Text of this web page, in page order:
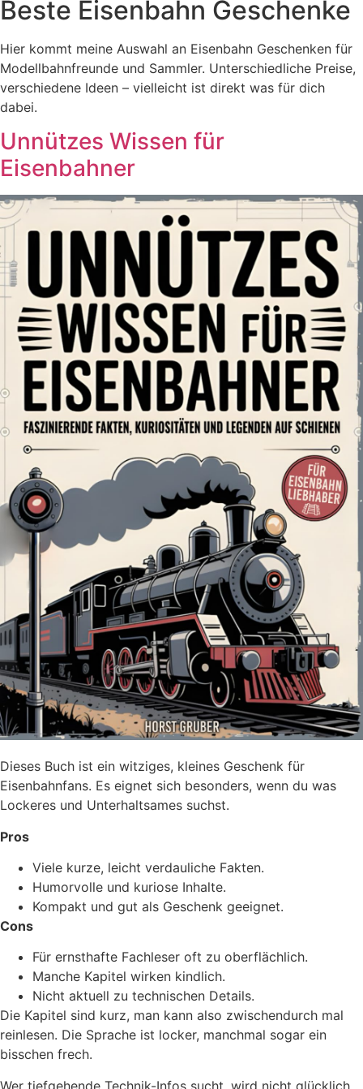
Beste Eisenbahn Geschenke
Hier kommt meine Auswahl an Eisenbahn Geschenken für
Modellbahnfreunde und Sammler. Unterschiedliche Preise,
verschiedene Ideen – vielleicht ist direkt was für dich
dabei.
Unnützes Wissen für
Eisenbahner
Dieses Buch ist ein witziges, kleines Geschenk für
Eisenbahnfans. Es eignet sich besonders, wenn du was
Lockeres und Unterhaltsames suchst.
Pros
Viele kurze, leicht verdauliche Fakten.
Humorvolle und kuriose Inhalte.
Kompakt und gut als Geschenk geeignet.
Cons
Für ernsthafte Fachleser oft zu oberflächlich.
Manche Kapitel wirken kindlich.
Nicht aktuell zu technischen Details.
Die Kapitel sind kurz, man kann also zwischendurch mal
reinlesen. Die Sprache ist locker, manchmal sogar ein
bisschen frech.
Wer tiefgehende Technik-Infos sucht, wird nicht glücklich,